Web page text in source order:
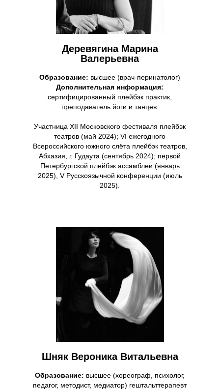
Деревягина Марина
Валерьевна
Образование: высшее (врач-перинатолог)
Дополнительная информация:
сертифицированный плейбэк практик,
преподаватель йоги и танцев.
Участница XII Московского фестиваля плейбэк
театров (май 2024); VI ежегодного
Всероссийского южного слёта плейбэк театров,
Абхазия, г. Гудаута (сентябрь 2024); первой
Петербургской плейбэк ассамблеи (январь
2025), V Русскоязычной конференции (июль
2025).
ШнякВероника Витальевна
Образование: высшее (хореограф, психолог,
педагог, методист, медиатор) гештальттерапевт